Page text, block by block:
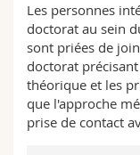
Les personnes
doctorat au sein
sont priées de
doctorat
théorique et les
que l'approche
prise de contact